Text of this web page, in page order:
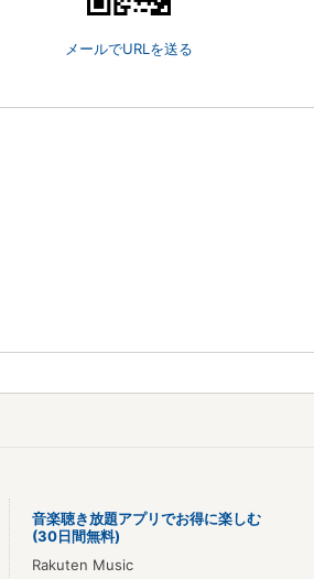
メールでURLを送る
音楽聴き放題アプリでお得に楽しむ
(30日間無料)
Rakuten Music